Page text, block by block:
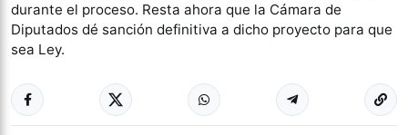
durante el proceso. Resta ahora que la Cámara de
Diputados dé sanción definitiva a dicho proyecto para que
sea Ley.